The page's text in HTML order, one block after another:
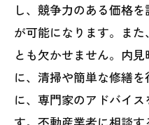
し、競争力のある価格
が可能になります。ま
とも欠かせません。内
に、清掃や簡単な修繕
に、専門家のアドバイ